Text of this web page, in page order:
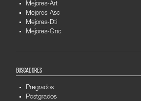
Mejores-Art
Mejores-Asc
Mejores-Dti
Mejores-Gnc
BUSCADORES
Pregrados
Postgrados